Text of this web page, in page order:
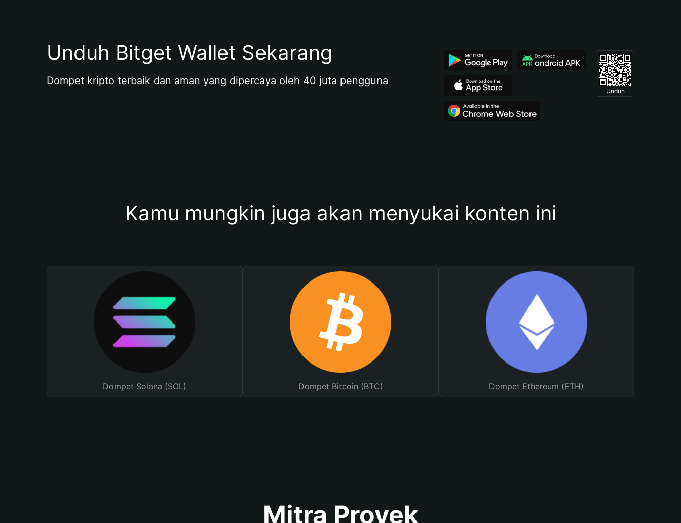
Unduh Bitget Wallet Sekarang
Dompet kripto terbaik dan aman yang dipercaya oleh 40 juta pengguna
Unduh
Kamu mungkin juga akan menyukai konten ini
Dompet Solana (SOL) Dompet Bitcoin (BTC) Dompet Ethereum (ETH)
Mitra Proyek